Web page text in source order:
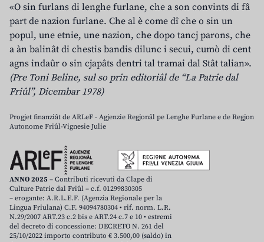
«O sin furlans di lenghe furlane, che a son convints di fâ
part de nazion furlane. Che al è come dî che o sin un
popul, une etnie, une nazion, che dopo tancj parons, che
a àn balinât di chestis bandis dilunc i secui, cumò di cent
agns indaûr o sin cjapâts dentri tal tramai dal Stât talian».
(Pre Toni Beline, sul so prin editoriâl de “La Patrie dal
Friûl”, Dicembar 1978)
Progjet finanziât de ARLeF - Agjenzie Regjonâl pe Lenghe Furlane e de Regjon
Autonome Friûl-Vignesie Julie
ANNO 2025 – Contributi ricevuti da Clape di
Culture Patrie dal Friûl – c.f. 01299830305
– erogante: A.R.L.E.F. (Agenzia Regionale per la
Lingua Friulana) C.F. 94094780304 • rif. norm. L.R.
N.29/2007 ART.23 c.2 bis e ART.24 c.7 e 10 • estremi
del decreto di concessione: DECRETO N. 261 del
25/10/2022 importo contributo € 3.500,00 (saldo) in